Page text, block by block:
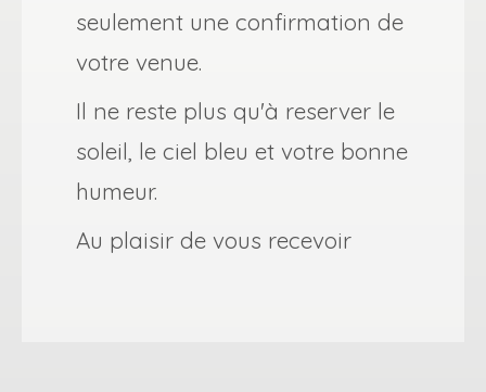
seulement une confirmation de
votre venue.
Il ne reste plus qu'à reserver le
soleil, le ciel bleu et votre bonne
humeur.
Au plaisir de vous recevoir